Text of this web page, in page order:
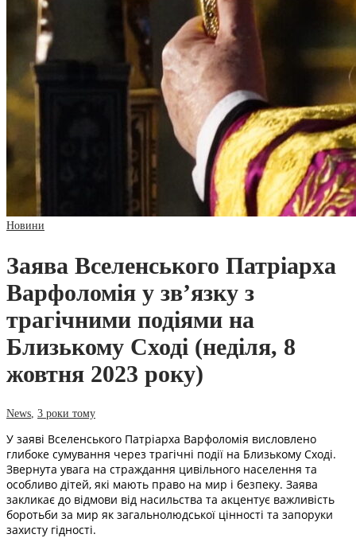
Новини
Заява Вселенського Патріарха
Варфоломія у зв’язку з
трагічними подіями на
Близькому Сході (неділя, 8
жовтня 2023 року)
News 3 роки тому
У заяві Вселенського Патріарха Варфоломія висловлено
глибоке сумування через трагічні події на Близькому Сході.
Звернута увага на страждання цивільного населення та
особливо дітей, які мають право на мир і безпеку. Заява
закликає до відмови від насильства та акцентує важливість
боротьби за мир як загальнолюдської цінності та запоруки
захисту гідності.